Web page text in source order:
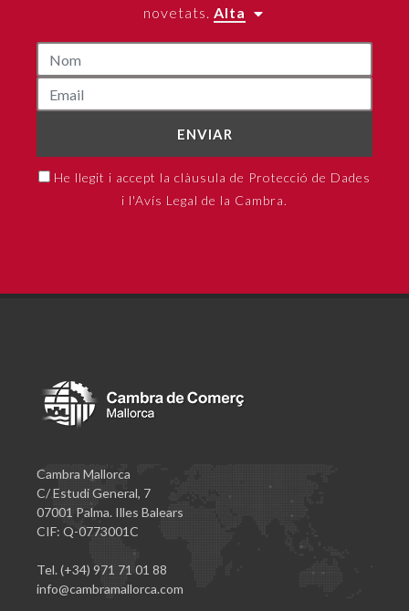
novetats. Alta
ENVIAR
He llegit i accept la clàusula de Protecció de Dades
i l'Avís Legal de la Cambra.
Cambra Mallorca
C/ Estudi General, 7
07001 Palma. Illes Balears
CIF: Q-0773001C
Tel. (+34) 971 71 01 88
info@cambramallorca.com